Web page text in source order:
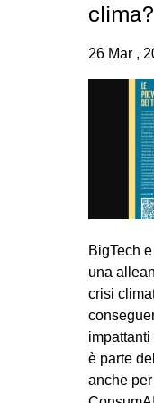
clima?
26 Mar ,
BigTech
una
crisi
impattanti
è parte
anche